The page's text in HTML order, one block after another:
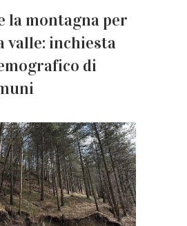
la montagna per
valle: inchiesta
di